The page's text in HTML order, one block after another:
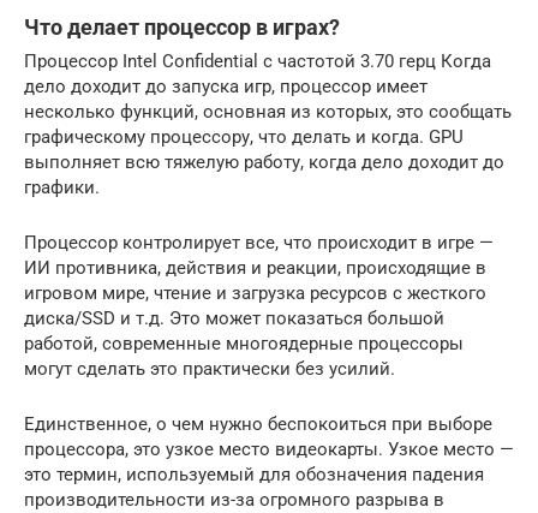
Что делает процессор в играх?
Процессор Intel Confidential с частотой 3.70 герц Когда
дело доходит до запуска игр, процессор имеет
несколько функций, основная из которых, это сообщать
графическому процессору, что делать и когда. GPU
выполняет всю тяжелую работу, когда дело доходит до
графики.
Процессор контролирует все, что происходит в игре —
ИИ противника, действия и реакции, происходящие в
игровом мире, чтение и загрузка ресурсов с жесткого
диска/SSD и т.д. Это может показаться большой
работой, современные многоядерные процессоры
могут сделать это практически без усилий.
Единственное, о чем нужно беспокоиться при выборе
процессора, это узкое место видеокарты. Узкое место —
это термин, используемый для обозначения падения
производительности из-за огромного разрыва в